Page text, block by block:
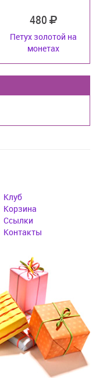
480
Петух золотой на
монетах
Клуб
Корзина
Cсылки
Контакты